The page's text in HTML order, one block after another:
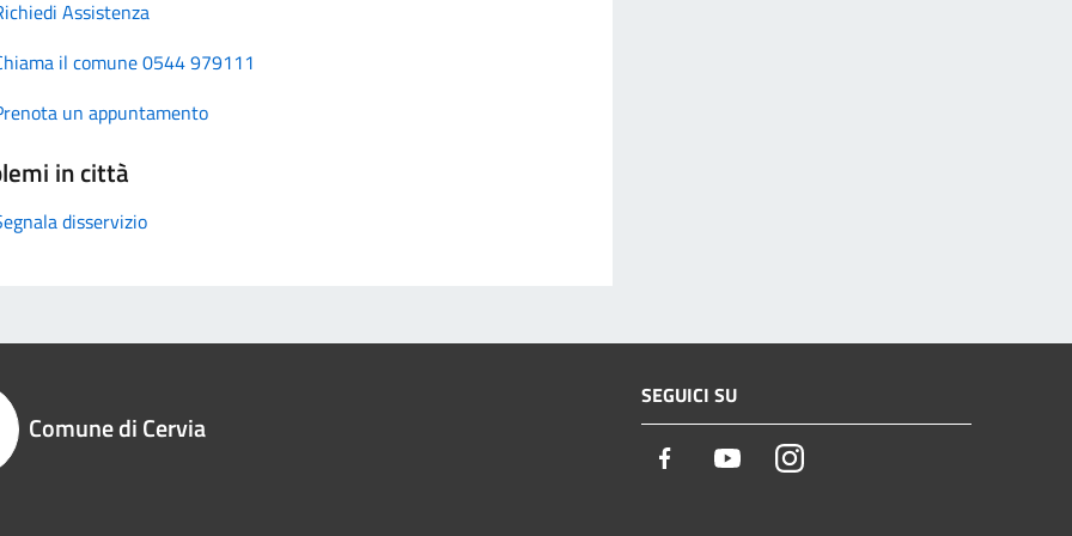
Assistenza
il comune 0544 979111
un appuntamento
in città
disservizio
Comune di Cervia
SEGUICI SU
Facebook YoutubeInstagram